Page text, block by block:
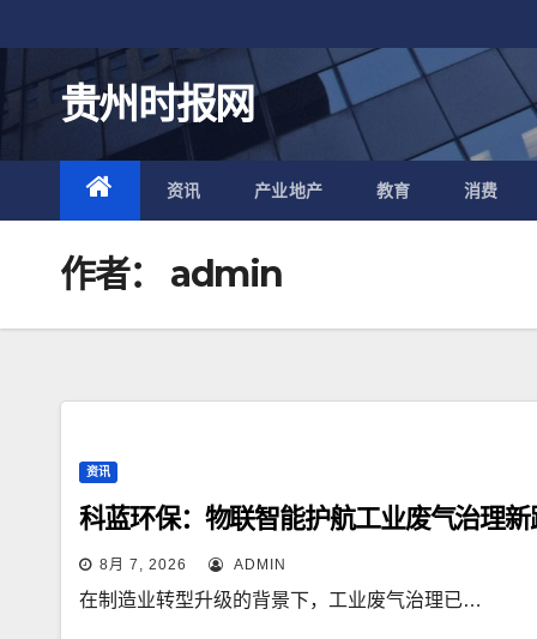
至
内
容
贵州时报网
资讯 产业地产 教育 消费
作者： admin
资讯
科蓝环保：物联智能护航工业废气治理新
8月 7, 2026 ADMIN
在制造业转型升级的背景下，工业废气治理已…